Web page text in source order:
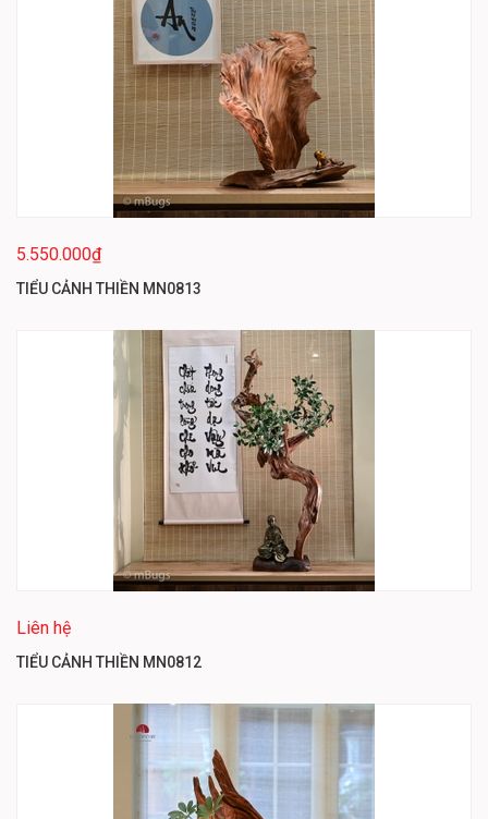
5.550.000₫
TIỂU CẢNH THIỀN MN0813
Liên hệ
TIỂU CẢNH THIỀN MN0812